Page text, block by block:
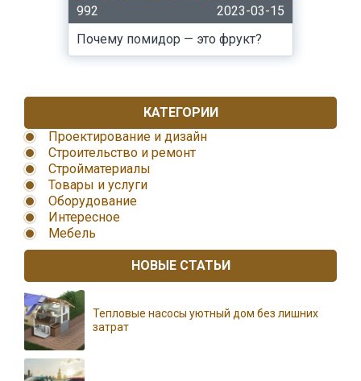
992
2023-03-15
Почему помидор — это фрукт?
КАТЕГОРИИ
Проектирование и дизайн
Строительство и ремонт
Стройматериалы
Товары и услуги
Оборудование
Интересное
Мебель
НОВЫЕ СТАТЬИ
Тепловые насосы уютный дом без лишних
затрат